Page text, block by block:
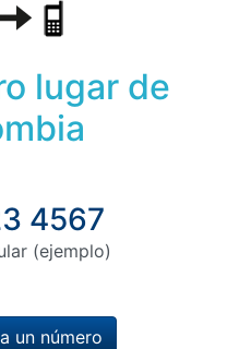
lugar de
4567
(ejemplo)
un número